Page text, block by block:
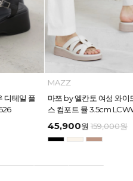
인텐스 by 엘칸토 여성 보우 디테일 플
랫폼 샌들 5cm LCWW45I626
159,000원